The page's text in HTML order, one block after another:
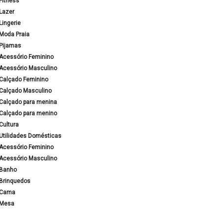
Praia
Feminino
Masculino
Feminino
Masculino
para menina
para menino
Domésticas
Feminino
Masculino